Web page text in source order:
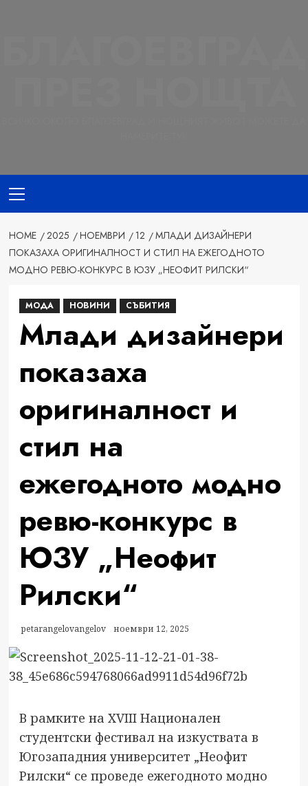
Menu
HOME 2025 НОЕМВРИ 12
МЛАДИ ДИЗАЙНЕРИ
ПОКАЗАХА ОРИГИНАЛНОСТ И СТИЛ НА ЕЖЕГОДНОТО
МОДНО РЕВЮ-КОНКУРС В ЮЗУ „НЕОФИТ РИЛСКИ“
МОДА НОВИНИ СЪБИТИЯ
Млади дизайнери
показаха
оригиналност и
стил на
ежегодното модно
ревю-конкурс в
ЮЗУ „Неофит
Рилски“
petarangelovangelov ноември 12, 2025
В рамките на XVIII Национален
студентски фестивал на изкуствата в
Югозападния университет „Неофит
Рилски“ се проведе ежегодното модно